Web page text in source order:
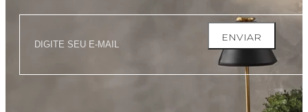
ENVIAR